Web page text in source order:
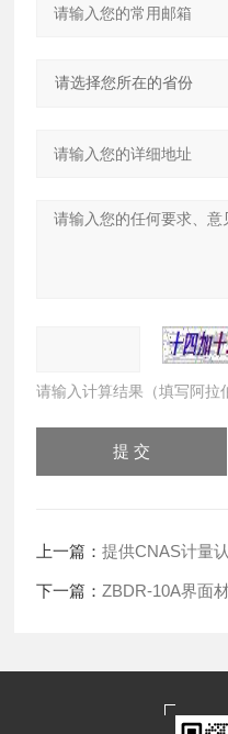
请输入计算结果（填写阿拉
上一篇：提供CNAS计量
下一篇：ZBDR-10A界面